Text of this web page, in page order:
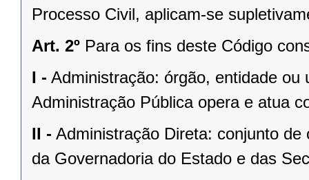
Processo Civil, aplicam-se
Art. 2º Para os fins deste Código
I - Administração: órgão, entidade ou
Administração Pública opera e atua
II - Administração Direta: conjunto
da Governadoria do Estado e das